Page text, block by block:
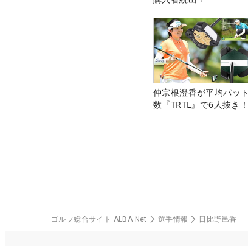
仲宗根澄香が平均パット
数『TRTL』で6人抜き！
ゴルフ総合サイト ALBA Net 選手情報 日比野邑香